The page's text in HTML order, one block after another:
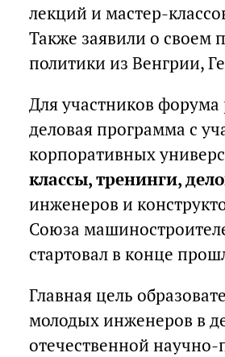
лекций и мастер-
Также заявили о
политики из Венгрии,
Для участников
деловая программа с
корпоративных
классы, тренинги,
инженеров и
Союза
стартовал в конце
Главная цель
молодых инженеров в
отечественной